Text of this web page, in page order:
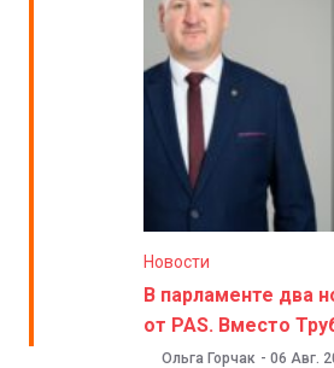
Новости
В парламенте два
от PAS. Вместо
Ольга Горчак - 06 Авг.